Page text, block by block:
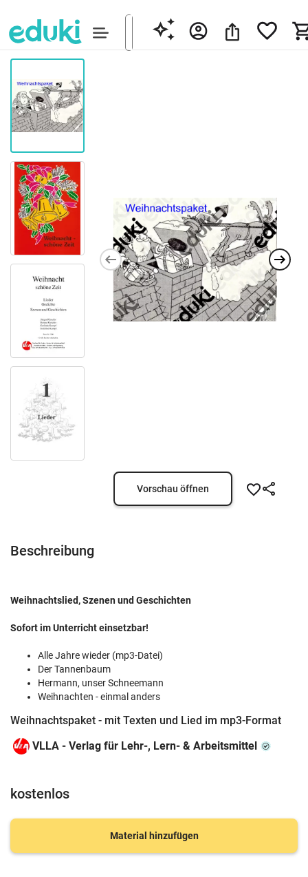
Vorschau öffnen
Beschreibung
Weihnachtslied, Szenen und Geschichten
Sofort im Unterricht einsetzbar!
Alle Jahre wieder (mp3-Datei)
Der Tannenbaum
Hermann, unser Schneemann
Weihnachten - einmal anders
Weihnachtspaket - mit Texten und Lied im mp3-Format
VLLA - Verlag für Lehr-, Lern- & Arbeitsmittel
kostenlos
Material hinzufügen